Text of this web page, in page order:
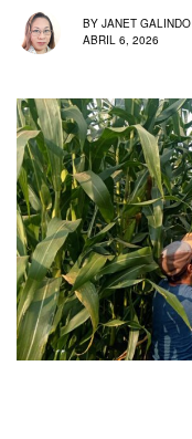
BY JANET GALINDO
ABRIL 6, 2026